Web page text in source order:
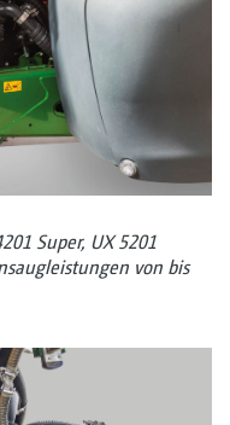
Super, UX 5201
von bis